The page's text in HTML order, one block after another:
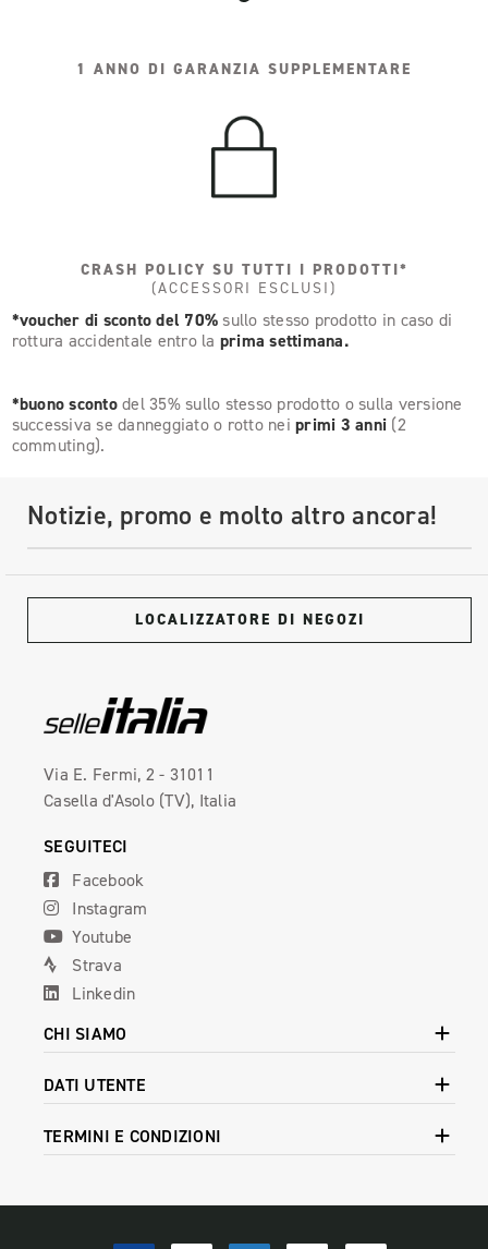
1 ANNO DI GARANZIA SUPPLEMENTARE
CRASH POLICY SU TUTTI I PRODOTTI*
(ACCESSORI ESCLUSI)
*voucher di sconto del 70% sullo stesso prodotto in caso di
rottura accidentale entro la prima settimana.
*buono scontodel 35% sullo stesso prodotto o sulla versione
successiva se danneggiato o rotto nei primi 3 anni (2
commuting).
Notizie, promo e molto altro ancora!
LOCALIZZATORE DI NEGOZI
Via E. Fermi, 2 - 31011
Casella d'Asolo (TV), Italia
SEGUITECI
Facebook
Instagram
Youtube
Strava
Linkedin
CHI SIAMO
DATI UTENTE
TERMINI E CONDIZIONI